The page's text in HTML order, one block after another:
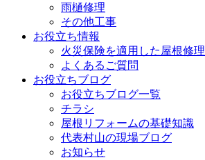
雨樋修理
その他工事
お役立ち情報
火災保険を適用した屋根修理
よくあるご質問
お役立ちブログ
お役立ちブログ一覧
チラシ
屋根リフォームの基礎知識
代表村山の現場ブログ
お知らせ